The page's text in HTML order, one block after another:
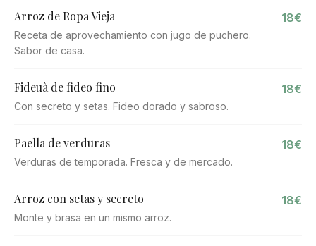
Arroz de Ropa Vieja
Receta de aprovechamiento con jugo de puchero.
Sabor de casa.
18€
Fideuà de fideo fino
Con secreto y setas. Fideo dorado y sabroso.
18€
Paella de verduras
Verduras de temporada. Fresca y de mercado.
18€
Arroz con setas y secreto
Monte y brasa en un mismo arroz.
18€